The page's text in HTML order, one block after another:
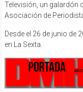
Televisión, un galardón
Asociación de
Desde el 26 de junio de
en La Sexta.